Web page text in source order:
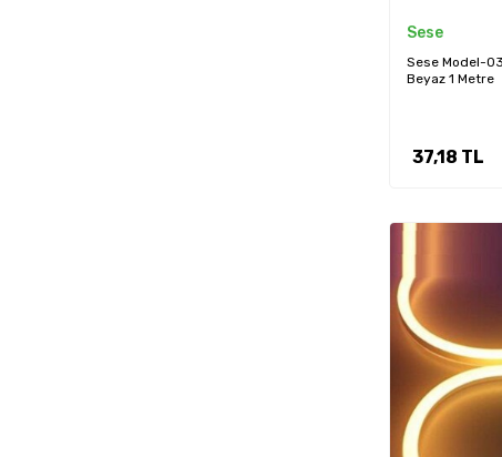
Sese
Sese Model-
Beyaz 1 Metre
37,18 TL